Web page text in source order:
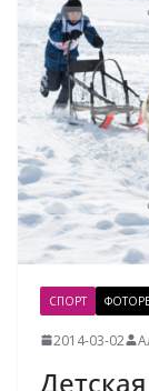
СПОРТ
2014-03-02